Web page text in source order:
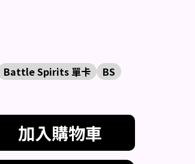
Battle Spirits 單卡
BS
加入購物車